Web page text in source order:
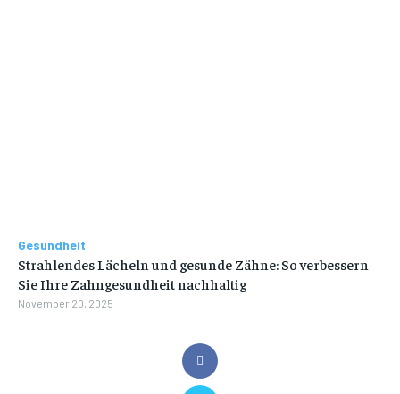
Gesundheit
Strahlendes Lächeln und gesunde Zähne: So verbessern
Sie Ihre Zahngesundheit nachhaltig
November 20, 2025